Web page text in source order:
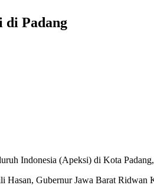
di Padang
Indonesia (Apeksi) di Kota
Hasan, Gubernur Jawa Barat